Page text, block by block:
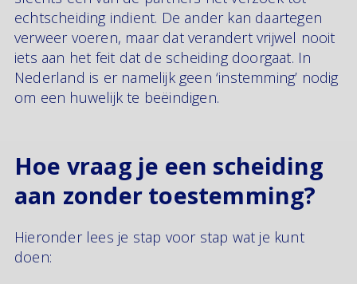
echtscheiding indient. De ander kan daartegen
verweer voeren, maar dat verandert vrijwel nooit
iets aan het feit dat de scheiding doorgaat. In
Nederland is er namelijk geen ‘instemming’ nodig
om een huwelijk te beëindigen.
Hoe vraag je een scheiding
aan zonder toestemming?
Hieronder lees je stap voor stap wat je kunt
doen: